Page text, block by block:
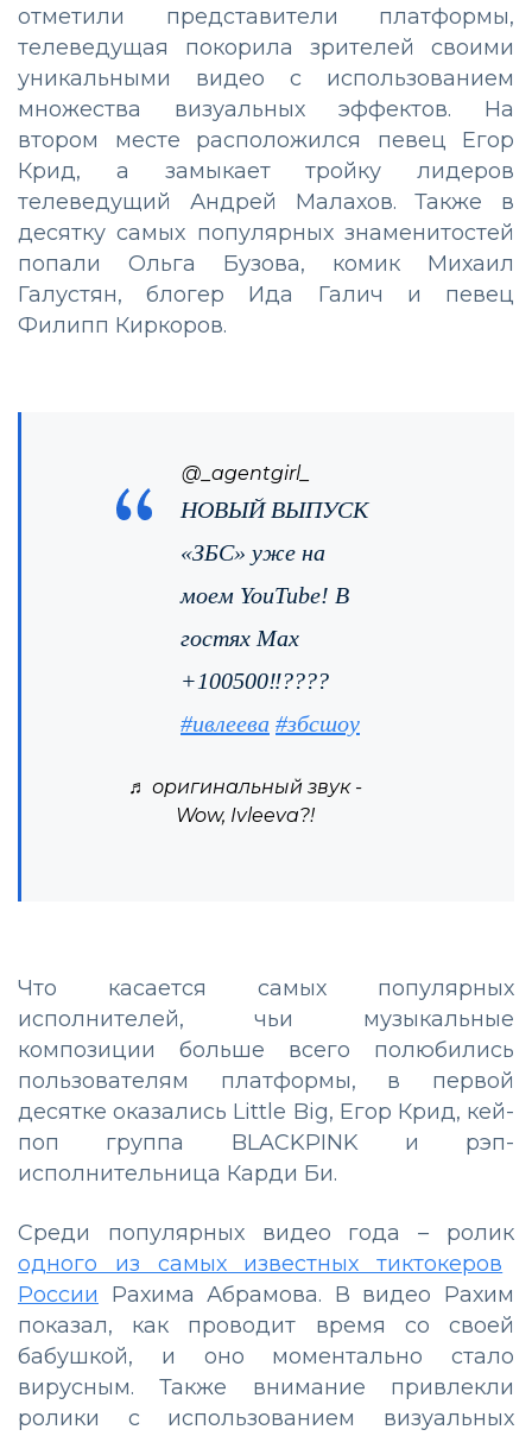
отметили представители платформы,
телеведущая покорила зрителей своими
уникальными видео с использованием
множества визуальных эффектов. На
втором месте расположился певец Егор
Крид, а замыкает тройку лидеров
телеведущий Андрей Малахов. Также в
десятку самых популярных знаменитостей
попали Ольга Бузова, комик Михаил
Галустян, блогер Ида Галич и певец
Филипп Киркоров.
@_agentgirl_
НОВЫЙ ВЫПУСК
«ЗБС» уже на
моем YouTube! В
гостях Мах
+100500‼️????
#ивлеева #збсшоу
♬ оригинальный звук -
Wow, Ivleeva?!
Что касается самых популярных
исполнителей, чьи музыкальные
композиции больше всего полюбились
пользователям платформы, в первой
десятке оказались Little Big, Егор Крид, кей-
поп группа BLACKPINK и рэп-
исполнительница Карди Би.
Среди популярных видео года– ролик
одного из самых известных тиктокеров
России Рахима Абрамова. В видео Рахим
показал, как проводит время со своей
бабушкой, и оно моментально стало
вирусным. Также внимание привлекли
ролики с использованием визуальных